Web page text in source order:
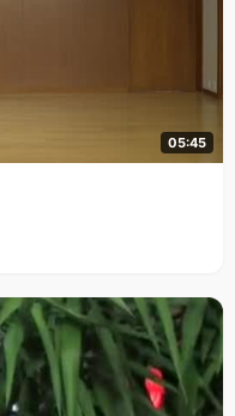
05:45